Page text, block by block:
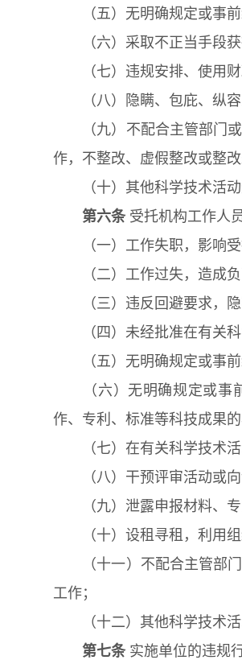
（五）无明确规定或事前
（六）采取不正当手段获
（七）违规安排、使用财
（八）隐瞒、包庇、纵容
（九）不配合主管部门或
作，不整改、虚假整改或整改
（十）其他科学技术活动
第六条 受托机构工作人
（一）工作失职，影响受
（二）工作过失，造成负
（三）违反回避要求，隐
（四）未经批准在有关科
（五）无明确规定或事前
（六）无明确规定或事前
作、专利、标准等科技成果的
（七）在有关科学技术活
（八）干预评审活动或向
（九）泄露申报材料、专
（十）设租寻租，利用组
（十一）不配合主管部门
工作；
（十二）其他科学技术活
第七条 实施单位的违规